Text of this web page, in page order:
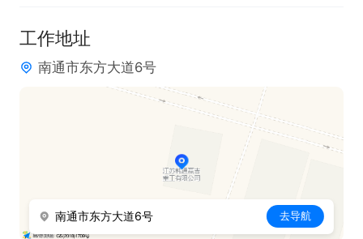
工作地址
南通市东方大道6号
南通市东方大道6号 去导航